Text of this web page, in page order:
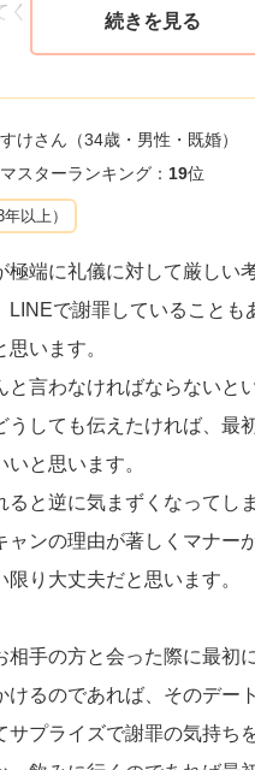
くださいね。
けさん （34歳・男性・既婚）
スターランキング： 19位
以上）
極端に礼儀に対して厳しい
LINEで謝罪していることも
思います。
と言わなければならないと
うしても伝えたければ、最
と思います。
ると逆に気まずくなってし
ャンの理由が著しくマナー
限り大丈夫だと思います。
相手の方と会った際に最初
けるのであれば、そのデー
サプライズで謝罪の気持ち